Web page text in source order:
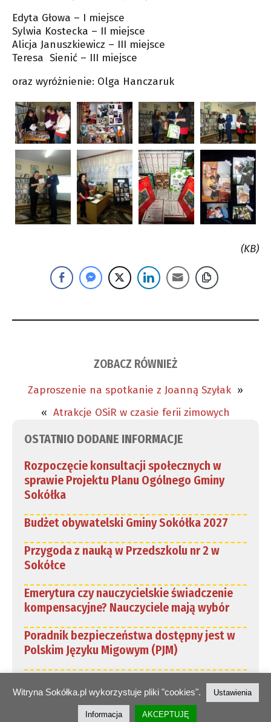
Edyta Głowa – I miejsce
Sylwia Kostecka – II miejsce
Alicja Januszkiewicz – III miejsce
Teresa Sienić – III miejsce
​oraz wyróżnienie: Olga Hanczaruk
(KB)
ZOBACZ RÓWNIEŻ
Zaproszenie na spotkanie z Joanną Szyłak »
« Atrakcje OSiR w czasie ferii zimowych
OSTATNIO DODANE INFORMACJE
Rozpoczęcie konsultacji społecznych w
sprawie Projektu Planu Ogólnego Gminy
Sokółka
Budżet obywatelski Gminy Sokółka 2027
Przygoda z nauką w Przedszkolu nr 2 w
Sokółce
Emerytura czy nauczycielskie świadczenie
kompensacyjne? Nauczyciele mają wybór
Poradnik bezpieczeństwa dostępny jest w
Polskim Języku Migowym (PJM)
© Portal Miejski Sokółka.pl
Witryna Sokółka.pl wykorzystuje pliki "cookies". Ustawienia
Informacja AKCEPTUJĘ